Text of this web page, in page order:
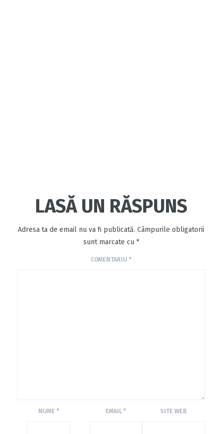
LASĂ UN RĂSPUNS
Adresa ta de email nu va fi publicată. Câmpurile obligatorii
sunt marcate cu *
COMENTARIU *
NUME * EMAIL* SITE WEB